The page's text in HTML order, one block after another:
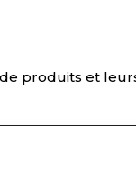
produits et